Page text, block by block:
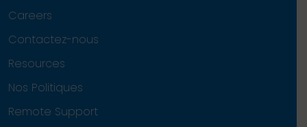
Careers
Contactez-nous
Resources
Nos Politiques
Remote Support